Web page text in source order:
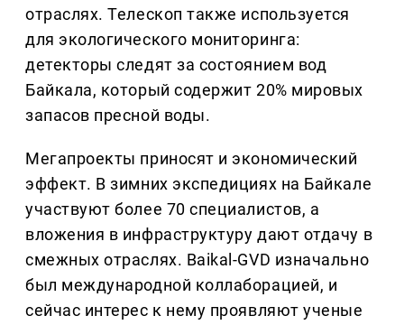
отраслях. Телескоп также используется
для экологического мониторинга:
детекторы следят за состоянием вод
Байкала, который содержит 20% мировых
запасов пресной воды.
Мегапроекты приносят и экономический
эффект. В зимних экспедициях на Байкале
участвуют более 70 специалистов, а
вложения в инфраструктуру дают отдачу в
смежных отраслях. Baikal-GVD изначально
был международной коллаборацией, и
сейчас интерес к нему проявляют ученые